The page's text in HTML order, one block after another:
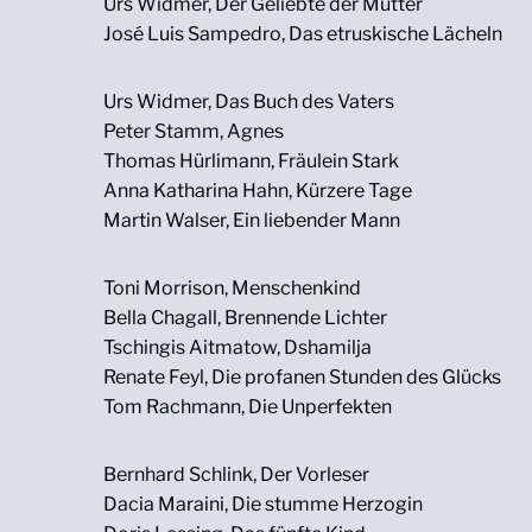
José Luis Sampedro, Das etruskische Lächeln
Urs Widmer, Das Buch des Vaters
Peter Stamm, Agnes
Thomas Hürlimann, Fräulein Stark
Anna Katharina Hahn, Kürzere Tage
Martin Walser, Ein liebender Mann
Toni Morrison, Menschenkind
Bella Chagall, Brennende Lichter
Tschingis Aitmatow, Dshamilja
Renate Feyl, Die profanen Stunden des Glücks
Tom Rachmann, Die Unperfekten
Bernhard Schlink, Der Vorleser
Dacia Maraini, Die stumme Herzogin